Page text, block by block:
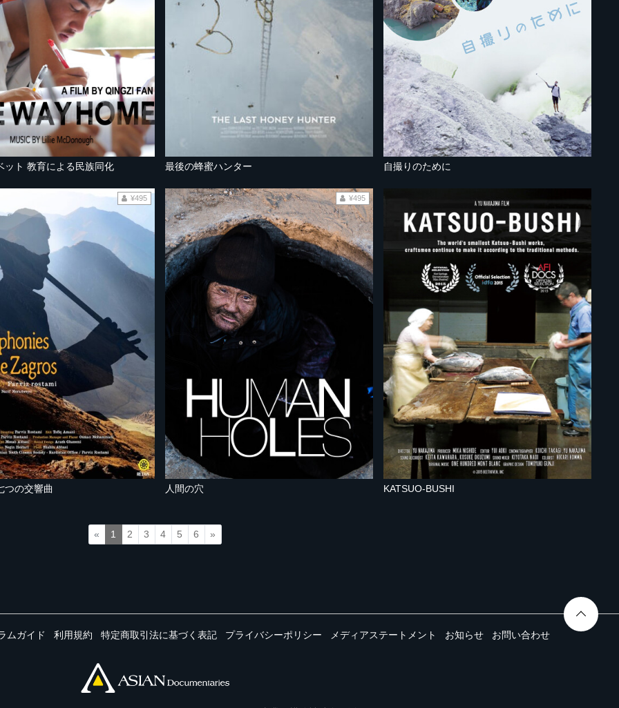
ット 教育による民族同化 最後の蜂蜜ハンター 自撮りのために
つの交響曲
¥495
人間の穴
¥495
KATSUO-BUSHI
« 1 2 3 4 5 6 »
ムガイド 利用規約 特定商取引法に基づく表記 プライバシーポリシー メディアステートメント お知らせ お問い合わせ